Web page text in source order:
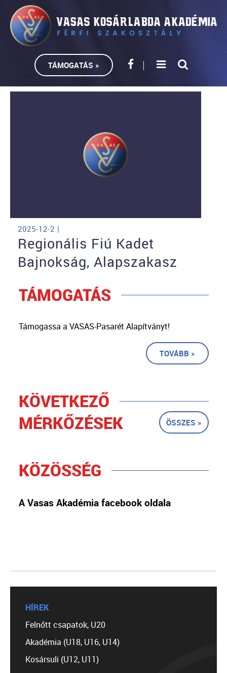
TÁMOGATÁS »
2025-12-2 |
Regionális Fiú Kadet
Bajnokság, Alapszakasz
TÁMOGATÁS
Támogassa a VASAS-Pasarét Alapítványt!
TOVÁBB »
KÖVETKEZŐ
MÉRKŐZÉSEK
ÖSSZES »
KÖZÖSSÉG
A Vasas Akadémia facebook oldala
HÍREK
Felnőtt csapatok, U20
Akadémia (U18, U16, U14)
Kosársuli (U12, U11)